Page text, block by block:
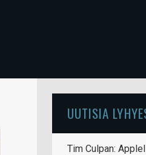
UUTISIA
Tim Culpan: